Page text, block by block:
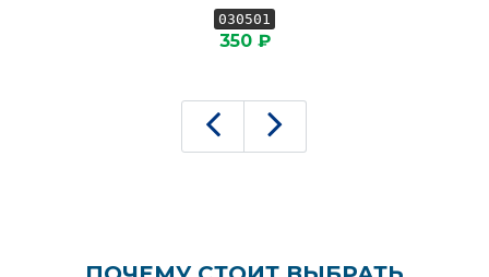
030501
350 ₽